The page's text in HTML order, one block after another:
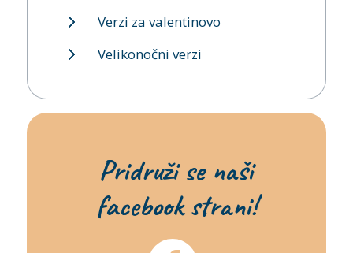
Verzi za valentinovo
Velikonočni verzi
Pridruži se naši
facebook strani!